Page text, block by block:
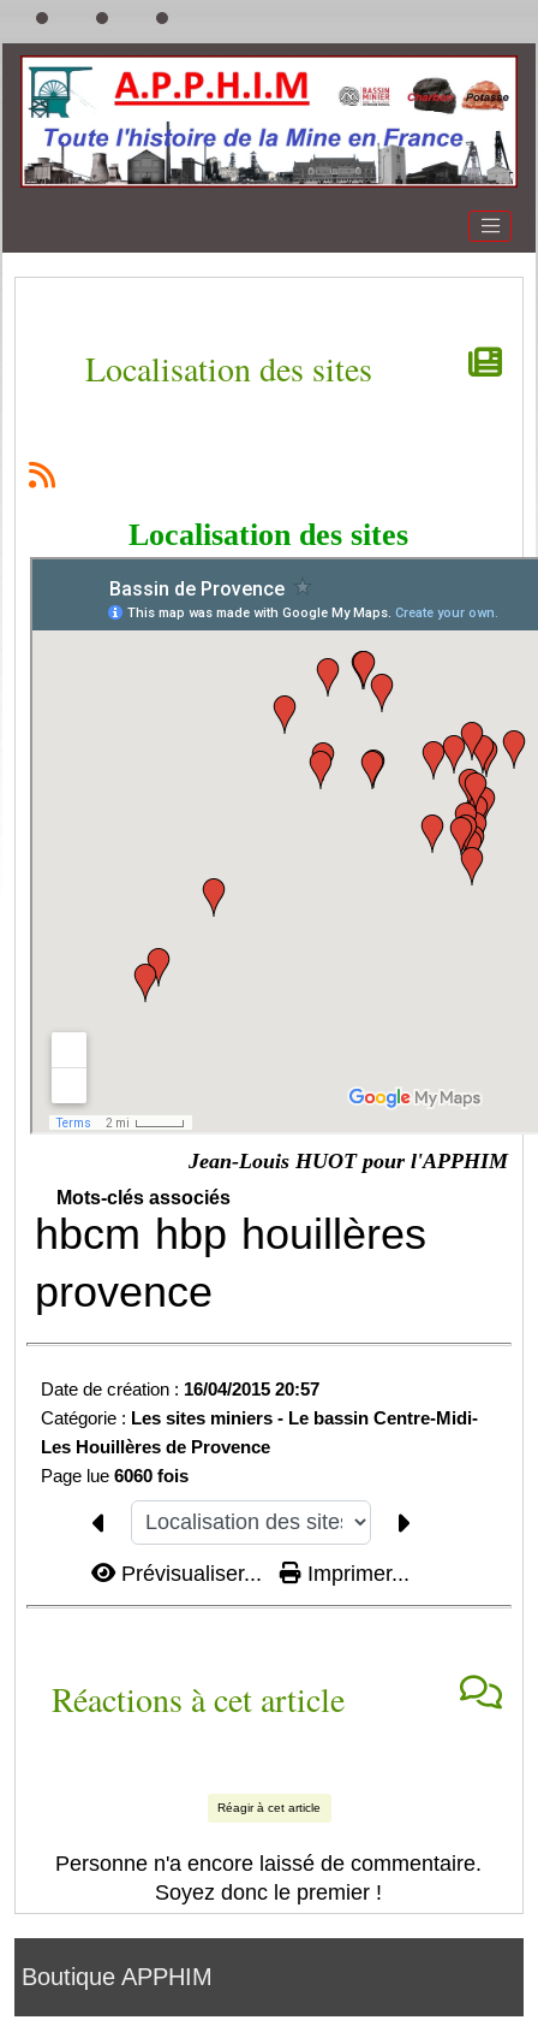
Boutique APPHIM
Localisation des sites
Localisation des sites
Jean-Louis HUOT pour l'APPHIM
Mots-clés associés
hbcm hbp houillères
provence
Date de création : 16/04/2015 20:57
Catégorie : Les sites miniers - Le bassin Centre-Midi-
Les Houillères de Provence
Page lue6060 fois
Prévisualiser... Imprimer...
Réactions à cet article
Réagir à cet article
Personne n'a encore laissé de commentaire.
Soyez donc le premier !